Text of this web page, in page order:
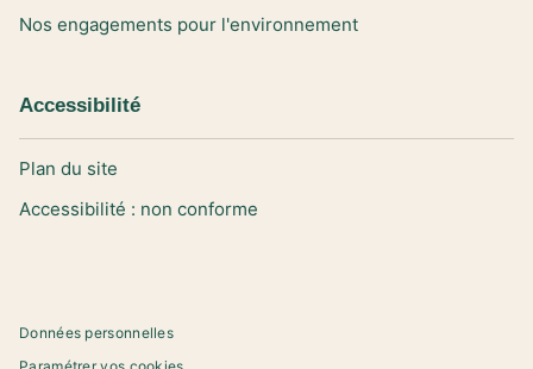
Nos engagements pour l'environnement
Accessibilité
Plan du site
Accessibilité : non conforme
Données personnelles